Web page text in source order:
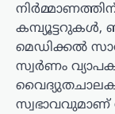
മെഡിക്കൽ
സ്വർണം
സ്വഭാവവുമാണ്